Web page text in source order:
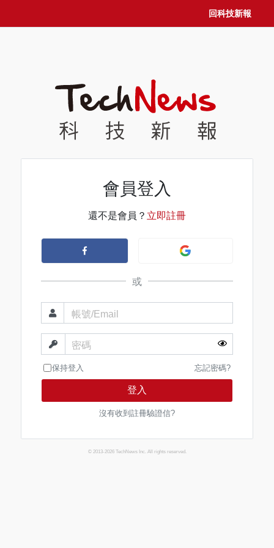
回科技新報
會員登入
還不是會員？ 立即註冊
或
帳號/Email
密碼
保持登入 忘記密碼?
登入
沒有收到註冊驗證信?
© 2013-2026 TechNews Inc. All rights reserved.